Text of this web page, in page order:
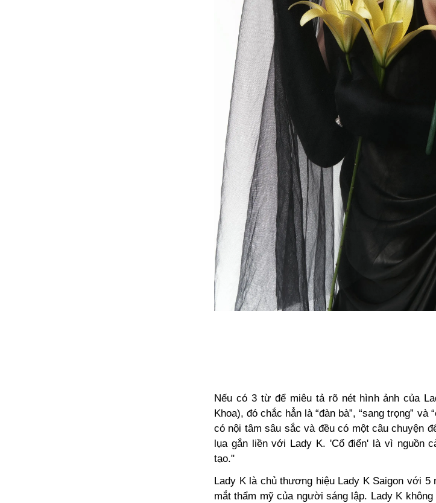
Nếu có 3 từ để miêu tả rõ nét hình ảnh của
Khoa), đó chắc hẳn là “đàn bà”, “sang trọng”
có nội tâm sâu sắc và đều có một câu chuyện
lụa gắn liền với Lady K. 'Cổ điển' là vì nguồn
tạo."
Lady K là chủ thương hiệu Lady K Saigon với
mắt thẩm mỹ của người sáng lập. Lady K